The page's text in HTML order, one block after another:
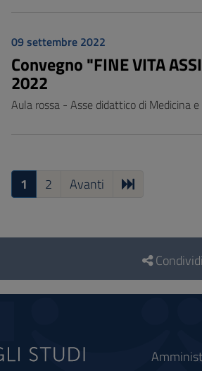
09 settembre 2022
Convegno "FINE VITA
2022
Aula rossa - Asse didattico di Medicina
1 2 Avanti